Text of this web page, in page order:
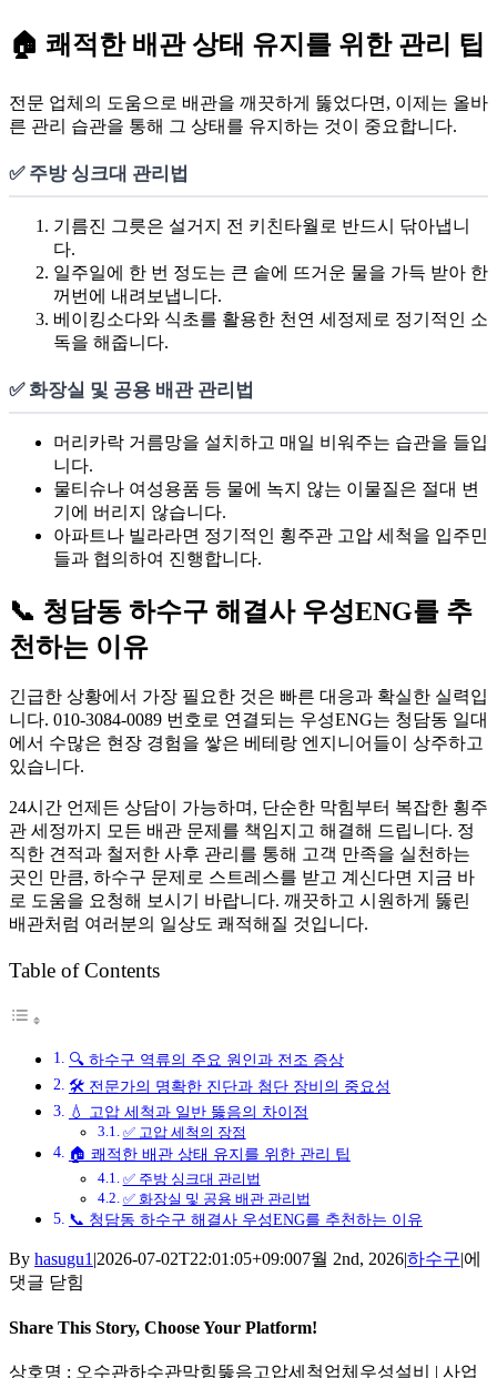
🏠 쾌적한 배관 상태 유지를 위한 관리 팁
전문 업체의 도움으로 배관을 깨끗하게 뚫었다면, 이제는 올바
른 관리 습관을 통해 그 상태를 유지하는 것이 중요합니다.
✅ 주방 싱크대 관리법
기름진 그릇은 설거지 전 키친타월로 반드시 닦아냅니
다.
일주일에 한 번 정도는 큰 솥에 뜨거운 물을 가득 받아 한
꺼번에 내려보냅니다.
베이킹소다와 식초를 활용한 천연 세정제로 정기적인 소
독을 해줍니다.
✅ 화장실 및 공용 배관 관리법
머리카락 거름망을 설치하고 매일 비워주는 습관을 들입
니다.
물티슈나 여성용품 등 물에 녹지 않는 이물질은 절대 변
기에 버리지 않습니다.
아파트나 빌라라면 정기적인 횡주관 고압 세척을 입주민
들과 협의하여 진행합니다.
📞 청담동 하수구 해결사 우성ENG를 추
천하는 이유
긴급한 상황에서 가장 필요한 것은 빠른 대응과 확실한 실력입
니다. 010-3084-0089 번호로 연결되는 우성ENG는 청담동 일대
에서 수많은 현장 경험을 쌓은 베테랑 엔지니어들이 상주하고
있습니다.
24시간 언제든 상담이 가능하며, 단순한 막힘부터 복잡한 횡주
관 세정까지 모든 배관 문제를 책임지고 해결해 드립니다. 정
직한 견적과 철저한 사후 관리를 통해 고객 만족을 실천하는
곳인 만큼, 하수구 문제로 스트레스를 받고 계신다면 지금 바
로 도움을 요청해 보시기 바랍니다. 깨끗하고 시원하게 뚫린
배관처럼 여러분의 일상도 쾌적해질 것입니다.
Table of Contents
🔍 하수구 역류의 주요 원인과 전조 증상
🛠️ 전문가의 명확한 진단과 첨단 장비의 중요성
💧 고압 세척과 일반 뚫음의 차이점
✅ 고압 세척의 장점
🏠 쾌적한 배관 상태 유지를 위한 관리 팁
✅ 주방 싱크대 관리법
✅ 화장실 및 공용 배관 관리법
📞 청담동 하수구 해결사 우성ENG를 추천하는 이유
By hasugu1 |2026-07-02T22:01:05+09:007월 2nd, 2026|하수구|청
구
에
댓글 닫힘
Share This Story, Choose Your Platform!
Facebook
X
Reddit
LinkedIn
Tumblr
Pinterest
Vk
이
상호명 : 오수관하수관막힘뚫음고압세척업체우성설비 | 사업